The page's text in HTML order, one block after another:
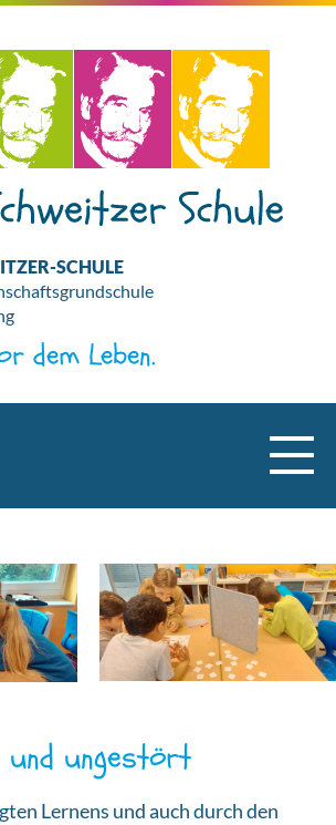
SCHULE
dem Leben.
ungestört
Lernens und auch durch den